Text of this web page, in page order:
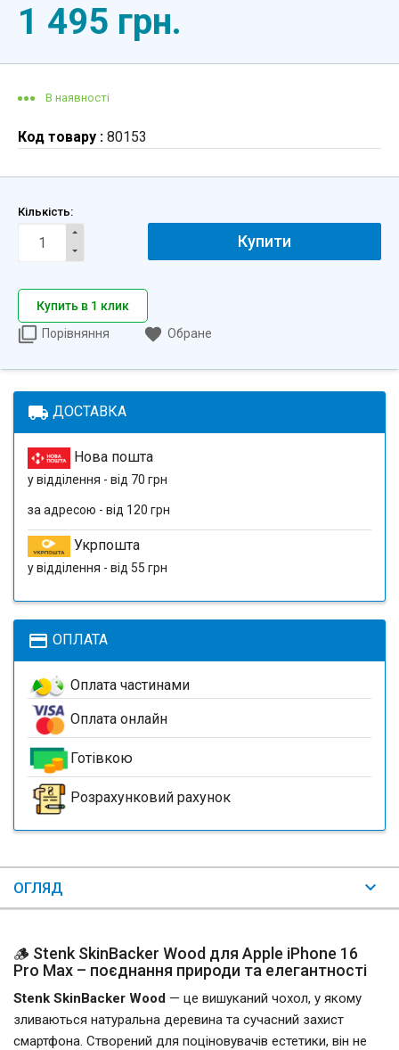
1 495 грн.
В наявності
Код товару : 80153
Кількість:
Купити
Купить в 1 клик
Порівняння
Обране
local_shipping ДОСТАВКА
Нова пошта
у відділення - від 70 грн
за адресою - від 120 грн
Укрпошта
у відділення - від 55 грн
payment ОПЛАТА
Оплата частинами
Оплата онлайн
Готівкою
Розрахунковий рахунок
ОГЛЯД
🪵 Stenk SkinBacker Wood для Apple iPhone 16
Pro Max – поєднання природи та елегантності
Stenk SkinBacker Wood — це вишуканий чохол, у якому
зливаються натуральна деревина та сучасний захист
смартфона. Створений для поціновувачів естетики, він не